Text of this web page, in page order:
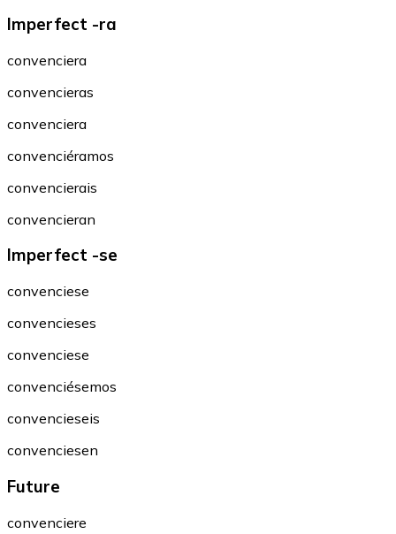
Imperfect -ra
convenciera
convencieras
convenciera
convenciéramos
convencierais
convencieran
Imperfect -se
convenciese
convencieses
convenciese
convenciésemos
convencieseis
convenciesen
Future
convenciere